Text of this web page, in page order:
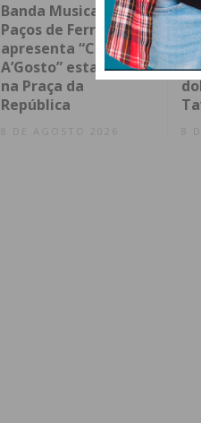
Banda Musical de
Paços de Ferreira
apresenta “Concerto
A’Gosto” esta noite
na Praça da
República
8 DE AGOSTO 2026 8